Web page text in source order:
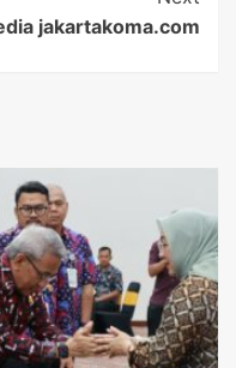
jakartakoma.com